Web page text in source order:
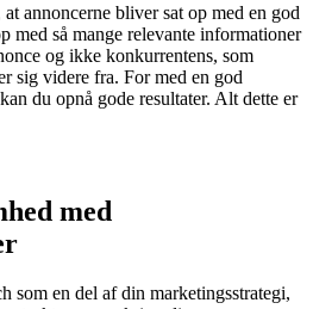
annoncerne bliver sat op med en god
med så mange relevante informationer
og ikke konkurrentens, som
sig videre fra. For med en god
du opnå gode resultater. Alt dette er
med
som en del af din marketingsstrategi,